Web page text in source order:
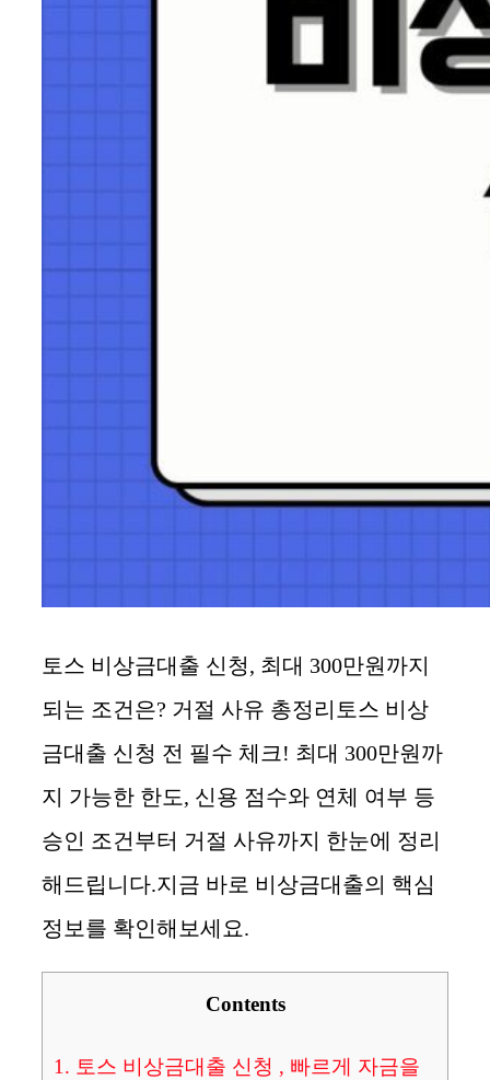
토스 비상금대출 신청, 최대 300만원까지
되는 조건은? 거절 사유 총정리토스 비상
금대출 신청 전 필수 체크! 최대 300만원까
지 가능한 한도, 신용 점수와 연체 여부 등
승인 조건부터 거절 사유까지 한눈에 정리
해드립니다.지금 바로 비상금대출의 핵심
정보를 확인해보세요.
Contents
1. 토스 비상금대출 신청 , 빠르게 자금을